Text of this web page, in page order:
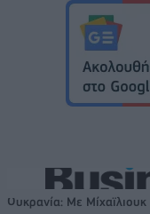
Ουκρανία: Με